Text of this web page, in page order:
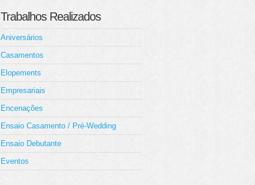
Trabalhos Realizados
Aniversários
Casamentos
Elopements
Empresariais
Encenações
Ensaio Casamento / Pré-Wedding
Ensaio Debutante
Eventos